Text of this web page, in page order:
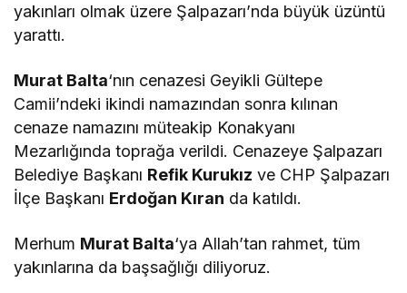
yakınları olmak üzere Şalpazarı’nda büyük üzüntü
yarattı.
Murat Balta‘nın cenazesi Geyikli Gültepe
Camii’ndeki ikindi namazından sonra kılınan
cenaze namazını müteakip Konakyanı
Mezarlığında toprağa verildi. Cenazeye Şalpazarı
Belediye Başkanı Refik Kurukız ve CHP Şalpazarı
İlçe Başkanı Erdoğan Kıran da katıldı.
Merhum Murat Balta‘ya Allah’tan rahmet, tüm
yakınlarına da başsağlığı diliyoruz.